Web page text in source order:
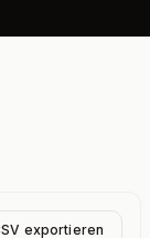
exportieren